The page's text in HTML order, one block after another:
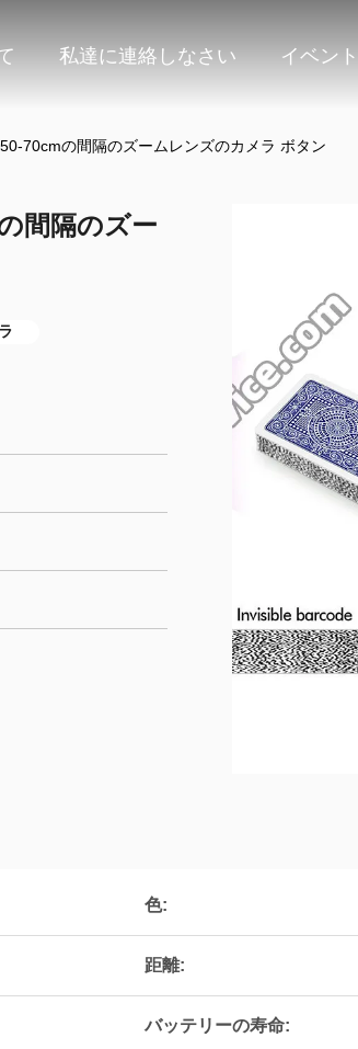
私達に連絡しなさい イベント
70cmの間隔のズームレンズのカメラ ボタン
間隔のズー
色:
距離:
バッテリーの寿命: